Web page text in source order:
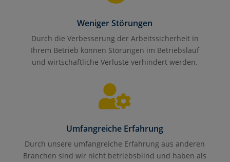
Weniger Störungen
Durch die Verbesserung der Arbeitssicherheit in
Ihrem Betrieb können Störungen im Betriebslauf
und wirtschaftliche Verluste verhindert werden.

Umfangreiche Erfahrung
Durch unsere umfangreiche Erfahrung aus anderen
Branchen sind wir nicht betriebsblind und haben als